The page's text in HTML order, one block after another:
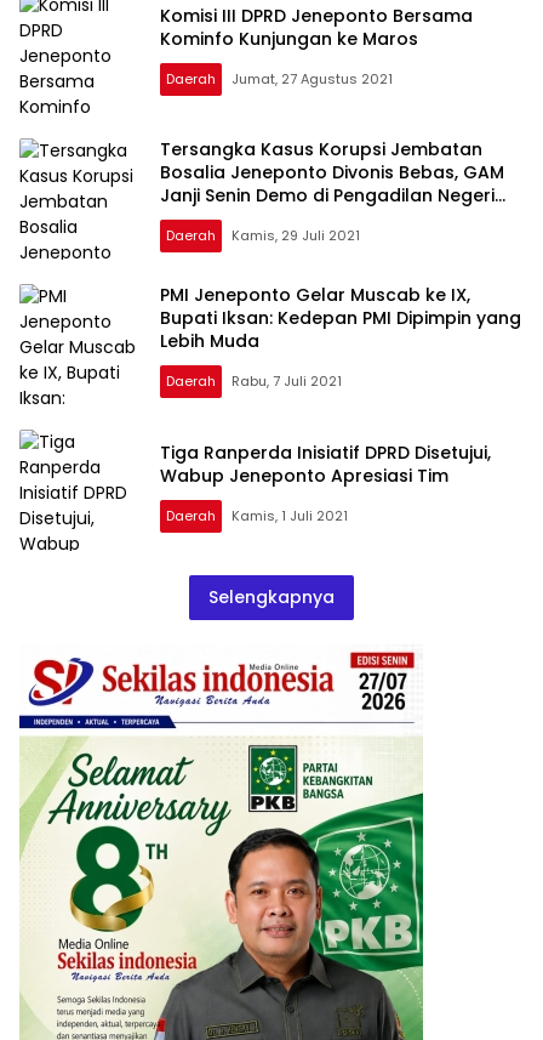
Komisi III DPRD Jeneponto Bersama
Kominfo Kunjungan ke Maros
Daerah Jumat, 27 Agustus 2021
Tersangka Kasus Korupsi Jembatan
Bosalia Jeneponto Divonis Bebas, GAM
Janji Senin Demo di Pengadilan Negeri
Makassar
Daerah Kamis, 29 Juli 2021
PMI Jeneponto Gelar Muscab ke IX,
Bupati Iksan: Kedepan PMI Dipimpin yang
Lebih Muda
Daerah Rabu, 7 Juli 2021
Tiga Ranperda Inisiatif DPRD Disetujui,
Wabup Jeneponto Apresiasi Tim
Daerah Kamis, 1 Juli 2021
Selengkapnya